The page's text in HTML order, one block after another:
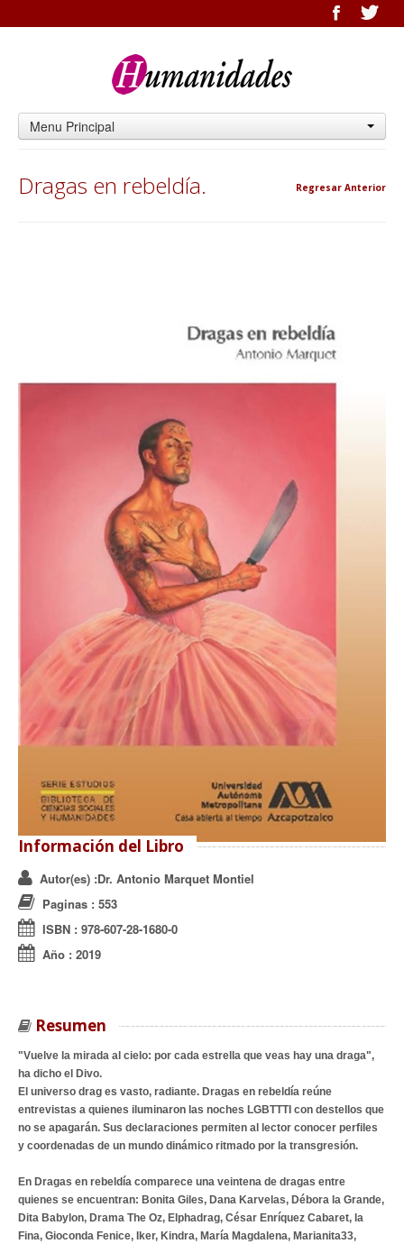
Menu Principal
Dragas en rebeldía. Regresar Anterior
Información del Libro
Autor(es) :Dr. Antonio Marquet Montiel
Paginas : 553
ISBN : 978-607-28-1680-0
Año : 2019
Resumen
"Vuelve la mirada al cielo: por cada estrella que veas hay una draga",
ha dicho el Divo.
El universo drag es vasto, radiante. Dragas en rebeldía reúne
entrevistas a quienes iluminaron las noches LGBTTTI con destellos que
no se apagarán. Sus declaraciones permiten al lector conocer perfiles
y coordenadas de un mundo dinámico ritmado por la transgresión.
En Dragas en rebeldía comparece una veintena de dragas entre
quienes se encuentran: Bonita Giles, Dana Karvelas, Débora la Grande,
Dita Babylon, Drama The Oz, Elphadrag, César Enríquez Cabaret, la
Fina, Gioconda Fenice, Iker, Kindra, María Magdalena, Marianita33,